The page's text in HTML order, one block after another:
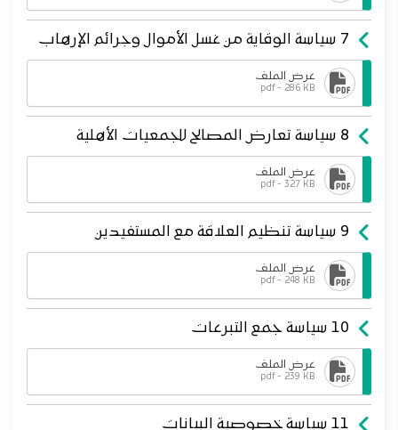
7 سياسة الوقاية من غسل الأموال وجرائم الإرهاب
عرض الملف
pdf - 286 KB
8 سياسة تعارض المصالح للجمعيات الأهلية
عرض الملف
pdf - 327 KB
9 سياسة تنظيم العلاقة مع المستفيدين
عرض الملف
pdf - 248 KB
10 سياسة جمع التبرعات
عرض الملف
pdf - 239 KB
11 سياسة خصوصية البيانات